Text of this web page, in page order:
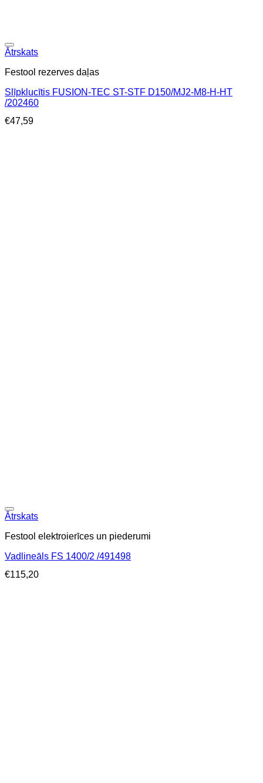
Ātrskats
Festool rezerves daļas
Slīpklucītis FUSION-TEC ST-STF D150/MJ2-M8-H-HT
/202460
€47,59
Ātrskats
Festool elektroierīces un piederumi
Vadlineāls FS 1400/2 /491498
€115,20